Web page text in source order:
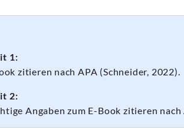
1:
zitieren nach APA (Schneider, 2022).
2:
Angaben zum E-Book zitieren nach